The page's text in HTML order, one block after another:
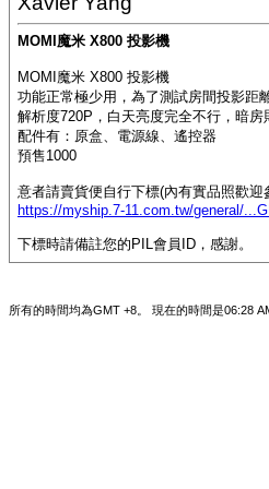
MOMI魔米 X800 投影機
MOMI魔米 X800 投影機
功能正常極少用，為了測試房間投影距
解析度720P，白天亮度完全不行，暗
配件有：原盒、電源線、遙控器
預售1000
意者請賣貨便自行下標(內有實品照歡迎
https://myship.7-11.com.tw/general/
下標時請備註您的PIL會員ID，感謝。
所有的時間均為GMT +8。 現在的時間是06:28